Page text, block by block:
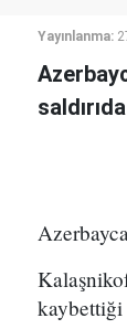
Yayınlanma:
kaybettiği